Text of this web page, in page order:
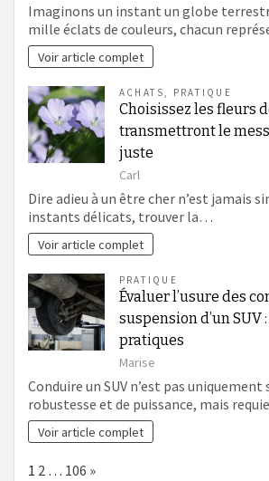
Imaginons un instant un globe
mille éclats de couleurs, chacun
Voir article complet
ACHATS, PRATIQUE
Choisissez les fleurs
transmettront le
juste
Carl
Dire adieu à un être cher n’est jamais
instants délicats, trouver la…
Voir article complet
PRATIQUE
Évaluer l’usure des
suspension d’un SUV
pratiques
Marise
Conduire un SUV n’est pas uniquement
robustesse et de puissance, mais
Voir article complet
Page:
1 2 … 106 Next
»